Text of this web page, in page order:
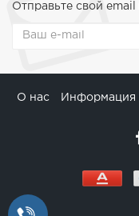
Отправьте свой
О нас Информация